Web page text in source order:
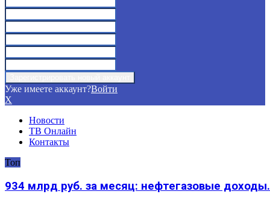
Уже имеете аккаунт?Войти
X
Новости
ТВ Онлайн
Контакты
Топ
934 млрд руб. за месяц: нефтегазовые